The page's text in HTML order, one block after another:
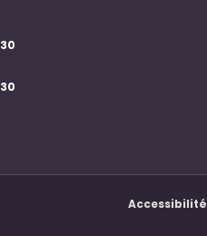
Accessibilité